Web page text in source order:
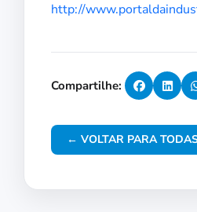
http://
Compartilhe:
← VOLTAR PARA